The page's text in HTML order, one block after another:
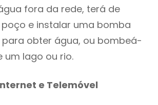
fora da rede, terá de
e instalar uma bomba
para obter água, ou bombeá-
um lago ou rio.
e Telemóvel